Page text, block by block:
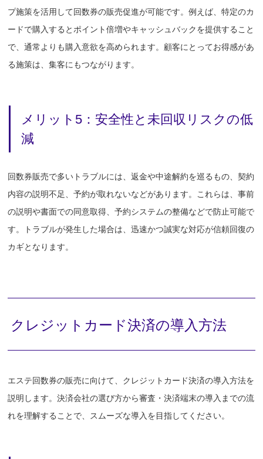
プ施策を活用して回数券の販売促進が可能です。例えば、特定のカ
ードで購入するとポイント倍増やキャッシュバックを提供すること
で、通常よりも購入意欲を高められます。顧客にとってお得感があ
る施策は、集客にもつながります。
メリット5：安全性と未回収リスクの低
減
回数券販売で多いトラブルには、返金や中途解約を巡るもの、契約
内容の説明不足、予約が取れないなどがあります。これらは、事前
の説明や書面での同意取得、予約システムの整備などで防止可能で
す。トラブルが発生した場合は、迅速かつ誠実な対応が信頼回復の
カギとなります。
クレジットカード決済の導入方法
エステ回数券の販売に向けて、クレジットカード決済の導入方法を
説明します。決済会社の選び方から審査・決済端末の導入までの流
れを理解することで、スムーズな導入を目指してください。